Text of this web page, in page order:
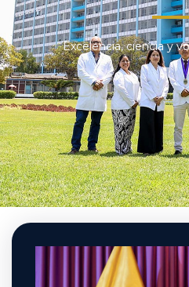
Excelencia, ciencia y